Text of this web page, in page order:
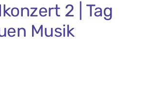
2 | Tag
Musik